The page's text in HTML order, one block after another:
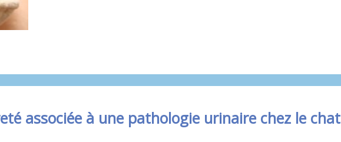
associée à une pathologie urinaire chez le chat